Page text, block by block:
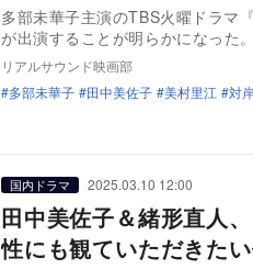
多部未華子主演のTBS火曜ドラマ
が出演することが明らかになった
リアルサウンド映画部
多部未華子
田中美佐子 美村里江 対
国内ドラマ 2025.03.10 12:00
田中美佐子＆緒形直人
性にも観ていただきたい